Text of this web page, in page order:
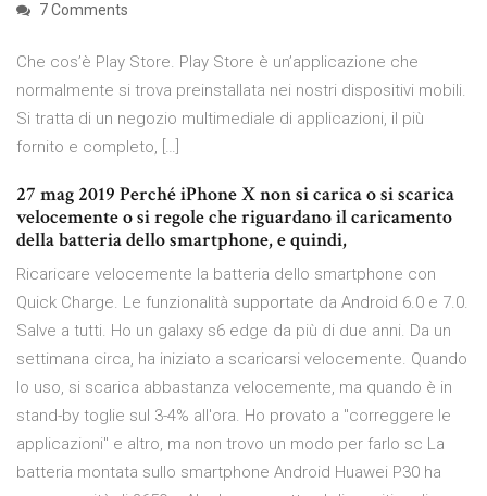
7 Comments
Che cos’è Play Store. Play Store è un’applicazione che
normalmente si trova preinstallata nei nostri dispositivi mobili.
Si tratta di un negozio multimediale di applicazioni, il più
fornito e completo, […]
27 mag 2019 Perché iPhone X non si carica o si scarica
velocemente o si regole che riguardano il caricamento
della batteria dello smartphone, e quindi,
Ricaricare velocemente la batteria dello smartphone con
Quick Charge. Le funzionalità supportate da Android 6.0 e 7.0.
Salve a tutti. Ho un galaxy s6 edge da più di due anni. Da un
settimana circa, ha iniziato a scaricarsi velocemente. Quando
lo uso, si scarica abbastanza velocemente, ma quando è in
stand-by toglie sul 3-4% all'ora. Ho provato a "correggere le
applicazioni" e altro, ma non trovo un modo per farlo sc La
batteria montata sullo smartphone Android Huawei P30 ha